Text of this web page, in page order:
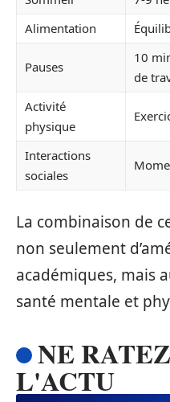
Alimentation
Pauses
10
de
Activité
physique
Interactions
sociales
La combinaison de
non seulement
académiques, mais
santé mentale et
NE
L'ACTU